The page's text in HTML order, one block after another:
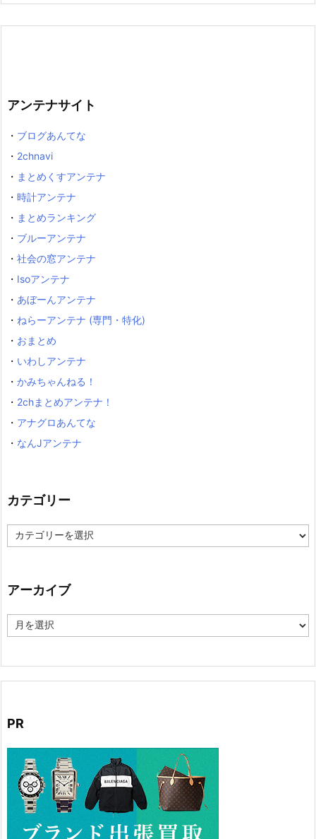
アンテナサイト
・ ブログあんてな
・ 2chnavi
・ まとめくすアンテナ
・ 時計アンテナ
・ まとめランキング
・ ブルーアンテナ
・ 社会の窓アンテナ
・ Isoアンテナ
・ あぼーんアンテナ
・ ねらーアンテナ (専門・特化)
・ おまとめ
・ いわしアンテナ
・ かみちゃんねる！
・ 2chまとめアンテナ！
・ アナグロあんてな
・ なんJアンテナ
カテゴリー
テ
ー
アーカイブ
ー
PR